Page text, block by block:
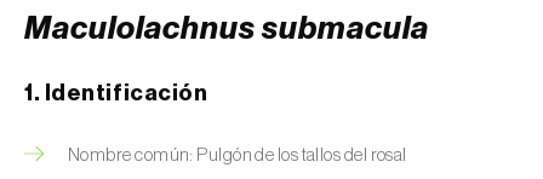
xanthenes
Maculolachnus submacula
1. Identificación
Nombre común: Pulgón de los tallos del rosal